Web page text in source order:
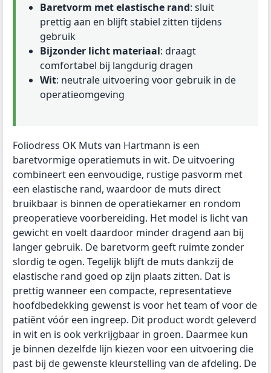
Baretvorm met elastische rand: sluit
prettig aan en blijft stabiel zitten tijdens
gebruik
Bijzonder licht materiaal: draagt
comfortabel bij langdurig dragen
Wit: neutrale uitvoering voor gebruik in de
operatieomgeving
Foliodress OK Muts van Hartmann is een
baretvormige operatiemuts in wit. De uitvoering
combineert een eenvoudige, rustige pasvorm met
een elastische rand, waardoor de muts direct
bruikbaar is binnen de operatiekamer en rondom
preoperatieve voorbereiding. Het model is licht van
gewicht en voelt daardoor minder dragend aan bij
langer gebruik. De baretvorm geeft ruimte zonder
slordig te ogen. Tegelijk blijft de muts dankzij de
elastische rand goed op zijn plaats zitten. Dat is
prettig wanneer een compacte, representatieve
hoofdbedekking gewenst is voor het team of voor de
patiënt vóór een ingreep. Dit product wordt geleverd
in wit en is ook verkrijgbaar in groen. Daarmee kun
je binnen dezelfde lijn kiezen voor een uitvoering die
past bij de gewenste kleurstelling van de afdeling. De